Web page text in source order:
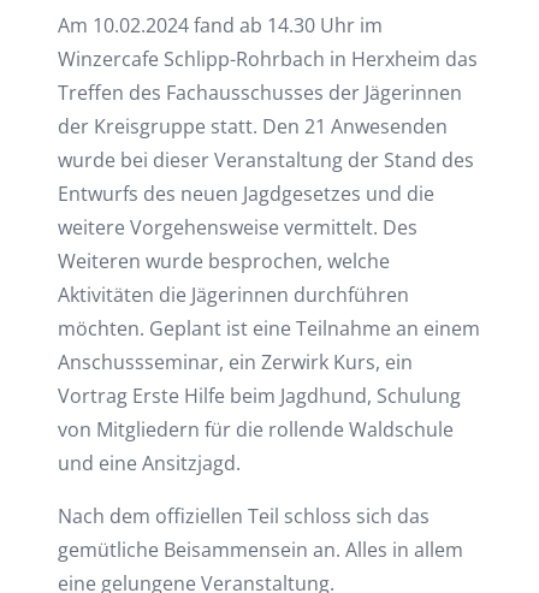
Am 10.02.2024 fand ab 14.30 Uhr im
Winzercafe Schlipp-Rohrbach in Herxheim das
Treffen des Fachausschusses der Jägerinnen
der Kreisgruppe statt. Den 21 Anwesenden
wurde bei dieser Veranstaltung der Stand des
Entwurfs des neuen Jagdgesetzes und die
weitere Vorgehensweise vermittelt. Des
Weiteren wurde besprochen, welche
Aktivitäten die Jägerinnen durchführen
möchten. Geplant ist eine Teilnahme an einem
Anschussseminar, ein Zerwirk Kurs, ein
Vortrag Erste Hilfe beim Jagdhund, Schulung
von Mitgliedern für die rollende Waldschule
und eine Ansitzjagd.
Nach dem offiziellen Teil schloss sich das
gemütliche Beisammensein an. Alles in allem
eine gelungene Veranstaltung.